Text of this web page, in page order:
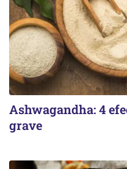
Ashwagandha: 4
grave